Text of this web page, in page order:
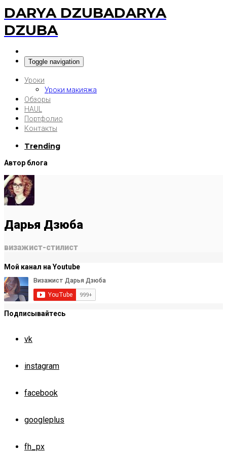
DARYA DZUBADARYA
DZUBA
Toggle navigation
Уроки
Уроки макияжа
Обзоры
HAUL
Портфолио
Контакты
Trending
Автор блога
Дарья Дзюба
визажист-стилист
Мой канал на Youtube
Подписывайтесь
vk
instagram
facebook
googleplus
fh_px